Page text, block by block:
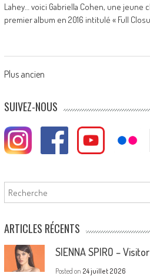
Lahey… voici Gabriella Cohen, une jeune
premier album en 2016 intitulé « Full
Posts
navigation
Plus ancien
SUIVEZ-NOUS
Rechercher
ARTICLES RÉCENTS
SIENNA SPIRO –
Posted on 24 juillet 2026